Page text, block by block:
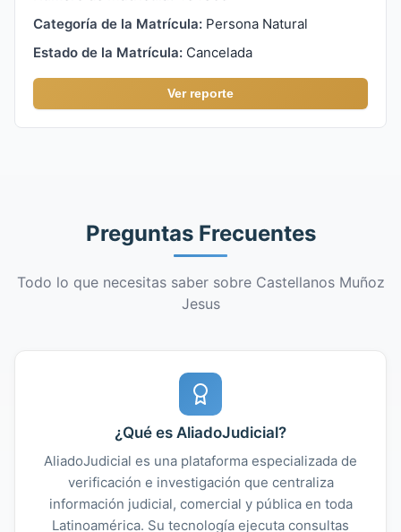
Categoría de la Matrícula: Persona Natural
Estado de la Matrícula: Cancelada
Ver reporte
Preguntas Frecuentes
Todo lo que necesitas saber sobre Castellanos Muñoz
Jesus
¿Qué es AliadoJudicial?
AliadoJudicial es una plataforma especializada de
verificación e investigación que centraliza
información judicial, comercial y pública en toda
Latinoamérica. Su tecnología ejecuta consultas